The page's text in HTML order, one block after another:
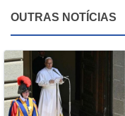
OUTRAS NOTÍCIAS